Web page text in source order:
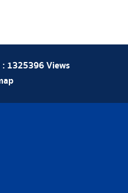
: 1325396Views